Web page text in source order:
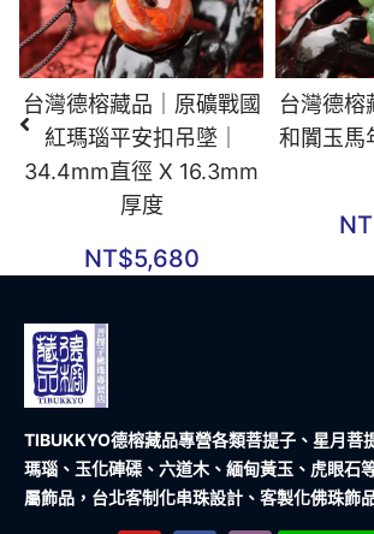
台灣德榕藏品｜原礦戰國
紅瑪瑙平安扣吊墜｜
34.4mm直徑 X 16.3mm
厚度
NT$5,680
台灣德榕
和闐玉馬
TIBUKKYO德榕藏品專營各類菩提子、星月菩
瑪瑙、玉化硨磲、六道木、緬甸黃玉、虎眼石
屬飾品，台北客制化串珠設計、客製化佛珠飾